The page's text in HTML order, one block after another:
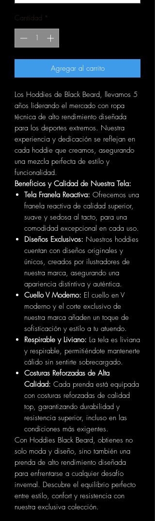
Cantidad *
Agregar al carrito
Los Hoddies de Black Beard, llevamos 5
años liderando el mercado con ropa
técnica de alto rendimiento diseñada
para los deportes extremos. Nuestra
experiencia y dedicación se reflejan en
cada hoddie que creamos, asegurando
una mezcla perfecta de estilo y
funcionalidad.
Beneficios y Calidad de Nuestra Tela:
Tela Franela Reactiva: Ofrecemos una
franela reactiva de calidad superior,
suave y sedosa al tacto, para una
comodidad excepcional en cada uso.
Diseños Exclusivos: Nuestros hoddies
cuentan con diseños originales y
únicos, creados por ilustradores de
nuestra marca, asegurando una
apariencia distintiva y auténtica.
Cuello V Moderno: El cuello en V
moderno y el corte exclusivo de
nuestra marca añaden un toque de
sofisticación y estilo a tu atuendo.
Respirable y Liviano: La tela es liviana
y respirable, permitiéndote mantenerte
cálido sin sentirte sobrecargado.
Costuras Reforzadas de Alta
Calidad: Cada prenda está equipada
con costuras reforzadas de calidad
top, garantizando durabilidad y
resistencia superior, incluso en las
condiciones más exigentes.
Con Hoddies Black Beard, obtienes no
solo moda y diseño, sino también una
prenda de alto rendimiento diseñada
para enfrentarse a cualquier desafío
invernal. Descubre el equilibrio perfecto
entre estilo, confort y resistencia con
nuestra exclusiva colección.